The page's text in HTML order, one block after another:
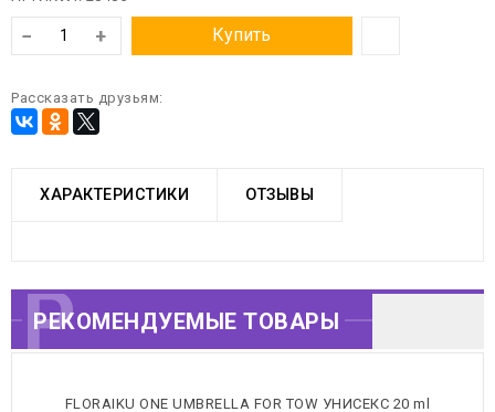
− + Купить
Рассказать друзьям:
ХАРАКТЕРИСТИКИ ОТЗЫВЫ
РЕКОМЕНДУЕМЫЕ
ТОВАРЫ
РЕКОМЕНДУЕМЫЕ ТОВАРЫ
FLORAIKU ONE UMBRELLA FOR TOW УНИСЕКС 20 ml